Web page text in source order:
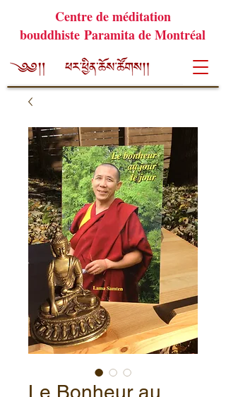
Centre de méditation
bouddhiste Paramita de Montréal
Le Bonheur au